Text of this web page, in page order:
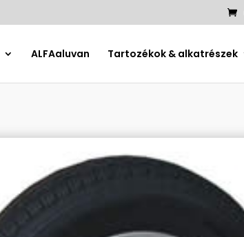
ALFAaluvan Tartozékok & alkatrészek